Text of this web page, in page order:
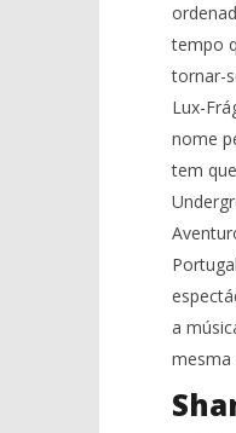
tempo
tornar-
Lux-
nome
tem
a
mesma